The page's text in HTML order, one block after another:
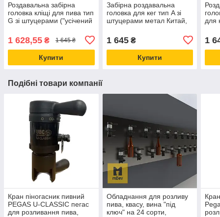
Роздавальна забірна
головка кліщі для пива тип
G зі штуцерами ("усічений
1 628,55 ₴ 1 645 ₴
Купити
Забірна роздавальна
головка для кег тип A зі
штуцерами метал Китай,
напоїв
1 645₴
Купити
для
1
Подібні товари компанії
Кран піногасник пивний
PEGAS U-CLASSIC пегас
для розливання пива,
Обладнання для розливу
пива, квасу, вина "під
ключ" на 24 сорти,